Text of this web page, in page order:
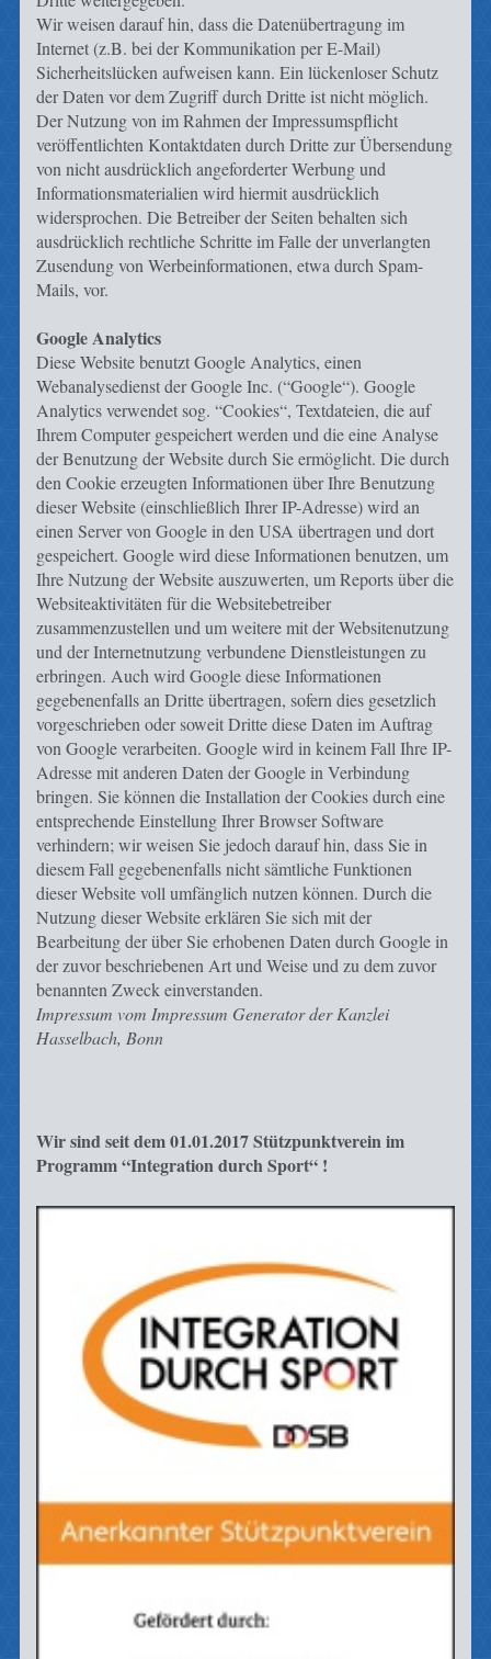
Wir weisen darauf hin, dass die Datenübertragung im
Internet (z.B. bei der Kommunikation per E-Mail)
Sicherheitslücken aufweisen kann. Ein lückenloser Schutz
der Daten vor dem Zugriff durch Dritte ist nicht möglich.
Der Nutzung von im Rahmen der Impressumspflicht
veröffentlichten Kontaktdaten durch Dritte zur Übersendung
von nicht ausdrücklich angeforderter Werbung und
Informationsmaterialien wird hiermit ausdrücklich
widersprochen. Die Betreiber der Seiten behalten sich
ausdrücklich rechtliche Schritte im Falle der unverlangten
Zusendung von Werbeinformationen, etwa durch Spam-
Mails, vor.
Google Analytics
Diese Website benutzt Google Analytics, einen
Webanalysedienst der Google Inc. (“Google“). Google
Analytics verwendet sog. “Cookies“, Textdateien, die auf
Ihrem Computer gespeichert werden und die eine Analyse
der Benutzung der Website durch Sie ermöglicht. Die durch
den Cookie erzeugten Informationen über Ihre Benutzung
dieser Website (einschließlich Ihrer IP-Adresse) wird an
einen Server von Google in den USA übertragen und dort
gespeichert. Google wird diese Informationen benutzen, um
Ihre Nutzung der Website auszuwerten, um Reports über die
Websiteaktivitäten für die Websitebetreiber
zusammenzustellen und um weitere mit der Websitenutzung
und der Internetnutzung verbundene Dienstleistungen zu
erbringen. Auch wird Google diese Informationen
gegebenenfalls an Dritte übertragen, sofern dies gesetzlich
vorgeschrieben oder soweit Dritte diese Daten im Auftrag
von Google verarbeiten. Google wird in keinem Fall Ihre IP-
Adresse mit anderen Daten der Google in Verbindung
bringen. Sie können die Installation der Cookies durch eine
entsprechende Einstellung Ihrer Browser Software
verhindern; wir weisen Sie jedoch darauf hin, dass Sie in
diesem Fall gegebenenfalls nicht sämtliche Funktionen
dieser Website voll umfänglich nutzen können. Durch die
Nutzung dieser Website erklären Sie sich mit der
Bearbeitung der über Sie erhobenen Daten durch Google in
der zuvor beschriebenen Art und Weise und zu dem zuvor
benannten Zweck einverstanden.
Impressum vom Impressum Generator der Kanzlei
Hasselbach, Bonn
Wir sind seit dem 01.01.2017 Stützpunktverein im
Programm “Integration durch Sport“ !